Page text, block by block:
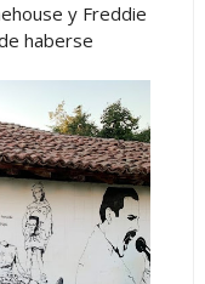
y Freddie
haberse